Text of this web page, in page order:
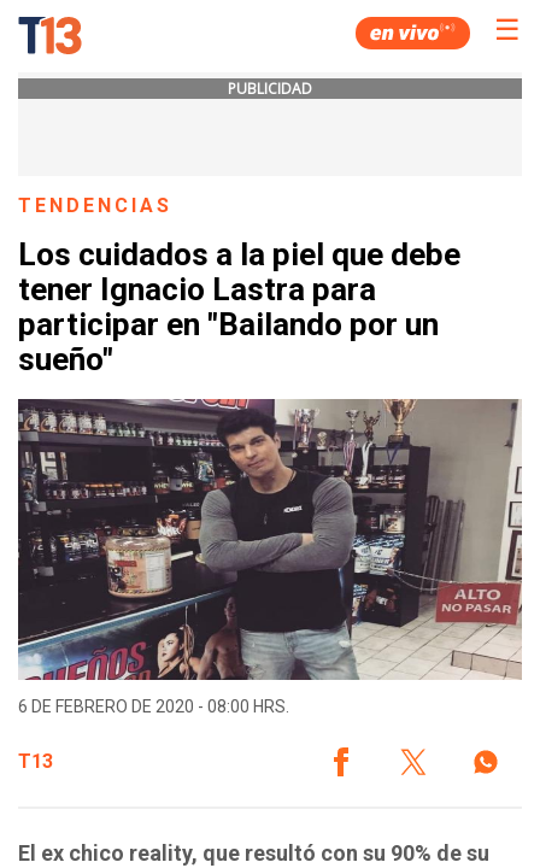
☰
PUBLICIDAD
TENDENCIAS
Los cuidados a la piel que debe
tener Ignacio Lastra para
participar en "Bailando por un
sueño"
6 DE FEBRERO DE 2020 - 08:00 HRS.
T13
El ex chico reality, que resultó con su 90% de su